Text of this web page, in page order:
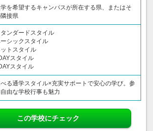
学を希望するキャンパスが所在する県、またはそ
接県
ンダードスタイル
シックスタイル
トスタイル
スタイル
スタイル
る通学スタイル×充実サポートで安心の学び。参
由な学校行事も魅力
この学校にチェック